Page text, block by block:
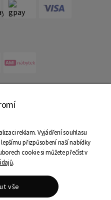
reklam. Vyjádření souhlasu
přizpůsobení naší nabídky
cookie si můžete přečíst v
.
vše